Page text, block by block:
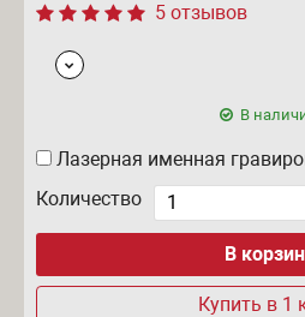
5 отзывов
В
Лазерная именная
Количество
Купить в 1